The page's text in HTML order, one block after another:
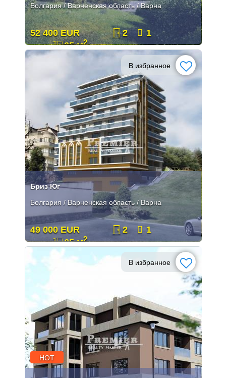
Болгария / Варненская область / Варна
52 400 EUR 2
1
65 м2
В избранное
Бриз Юг
Болгария / Варненская область / Варна
49 000 EUR 2
1
65 м2
В избранное
HOT